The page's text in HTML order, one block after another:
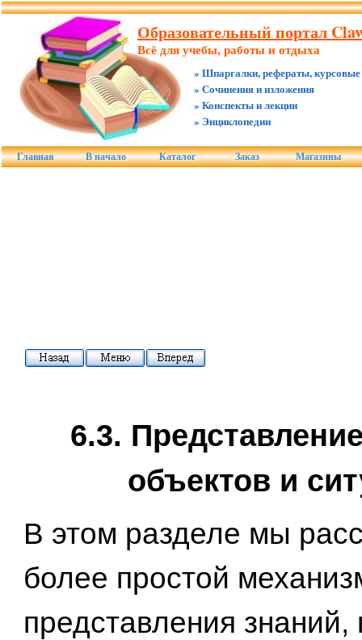
Образовательный портал
Всё для учебы, работы и отдыха
» Шпаргалки, рефераты, курсовые
» Сочинения и изложения
» Конспекты и лекции
» Энциклопедии
Главная В начало Каталог Заказ Магазины
6.3.
объектов и
В этом разделе мы
более простой
представления